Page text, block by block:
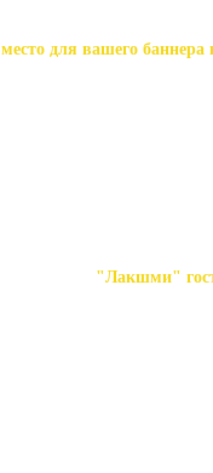
место для вашего
"Лакшми"